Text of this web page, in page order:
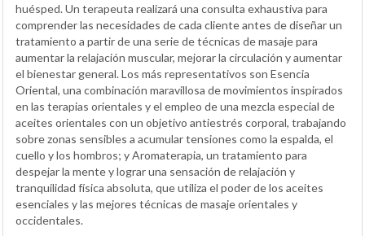
huésped. Un terapeuta realizará una consulta exhaustiva para
comprender las necesidades de cada cliente antes de diseñar un
tratamiento a partir de una serie de técnicas de masaje para
aumentar la relajación muscular, mejorar la circulación y aumentar
el bienestar general. Los más representativos son Esencia
Oriental, una combinación maravillosa de movimientos inspirados
en las terapias orientales y el empleo de una mezcla especial de
aceites orientales con un objetivo antiestrés corporal, trabajando
sobre zonas sensibles a acumular tensiones como la espalda, el
cuello y los hombros; y Aromaterapia, un tratamiento para
despejar la mente y lograr una sensación de relajación y
tranquilidad física absoluta, que utiliza el poder de los aceites
esenciales y las mejores técnicas de masaje orientales y
occidentales.